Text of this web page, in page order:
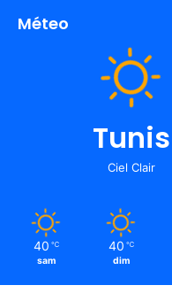
Méteo
Tunis
Ciel Clair
40 ℃
sam
40 ℃
dim